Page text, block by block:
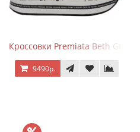
Кроссовки Premiata Beth Green
9490р.